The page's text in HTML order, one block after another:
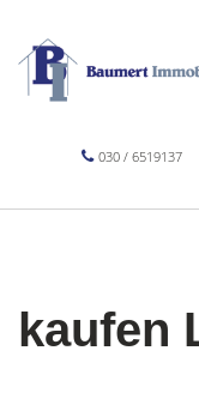
030 / 6519137
kaufen